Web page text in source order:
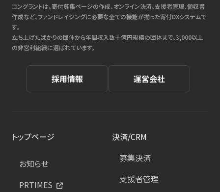
コングラントは、寄付募集ページの作成、オンライン決済、支援者管理、領収書
作成など、ファンドレイジングに必要な全ての機能が揃った寄付DXシステムで
す。
立ち上げたばかりの団体から年間収入数十億円規模の団体まで、3,000以上
の非営利組織に選ばれています。
採用情報 運営会社
トップページ
お知らせ
PRTIMES
決済/CRM
募集決済
支援者管理